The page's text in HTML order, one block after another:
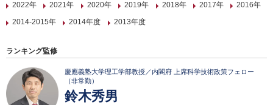
2022年
2021年 2020年 2019年 2018年 2017年
2016年
2014-2015年
2014年度 2013年度
ランキング監修
慶應義塾大学理工学部教授／内閣府 上席科学技術政策フェロー
（非常勤）
鈴木秀男